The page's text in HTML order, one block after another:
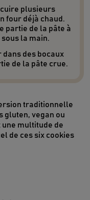
plusieurs
four déjà chaud.
partie de la pâte à
la main.
des bocaux
de la pâte crue.
traditionnelle
gluten, vegan ou
multitude de
de ces six cookies